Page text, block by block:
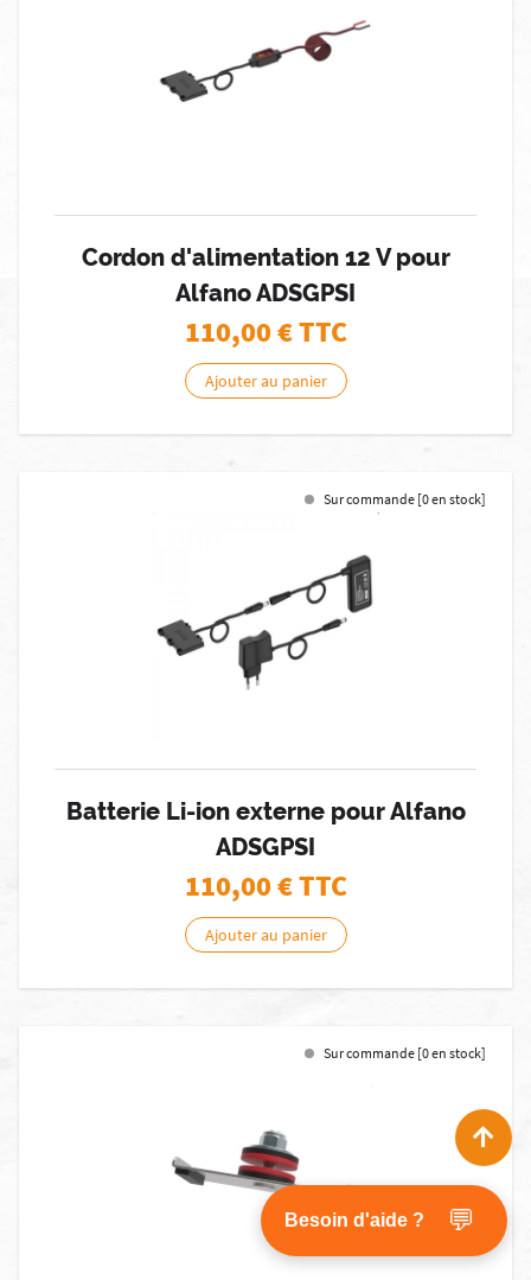
Cordon d'alimentation 12 V pour
Alfano ADSGPSI
110,00€ TTC
Ajouter au panier
Sur commande [0 en stock]
Batterie Li-ion externe pour Alfano
ADSGPSI
110,00€ TTC
Ajouter au panier
Sur commande [0 en stock]
Besoin d'aide ? 💬